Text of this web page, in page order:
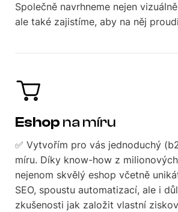
Společně navrhneme nejen
ale také zajistíme, aby na něj
Eshop na míru
✅ Vytvořím pro vás jednoduchý
míru. Díky know-how z
nejenom skvělý eshop včetně
SEO, spoustu automatizací, ale i
zkušenosti jak založit vlastní